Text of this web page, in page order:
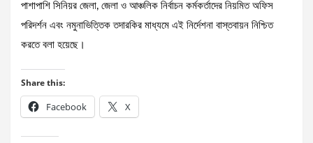
পাশাপাশি সিনিয়র জেলা, জেলা ও আঞ্চলিক নির্বাচন কর্মকর্তাদের নিয়মিত অফিস
পরিদর্শন এবং নমুনাভিত্তিক তদারকির মাধ্যমে এই নির্দেশনা বাস্তবায়ন নিশ্চিত
করতে বলা হয়েছে।
Share this:
Facebook X